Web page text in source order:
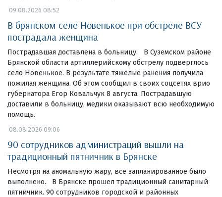
09.08.2026 08:52
В брянском селе Новенькое при обстреле ВСУ
пострадала женщина
Пострадавшая доставлена в больницу. В Суземском районе
Брянской области артиллерийскому обстрелу подверглось
село Новенькое. В результате тяжёлые ранения получила
пожилая женщина. Об этом сообщил в своих соцсетях врио
губернатора Егор Ковальчук 8 августа. Пострадавшую
доставили в больницу, медики оказывают всю необходимую
помощь.
08.08.2026 09:06
90 сотрудников администраций вышли на
традиционный пятничник в Брянске
Несмотря на аномальную жару, все запланированное было
выполнено. В Брянске прошел традиционный санитарный
пятничник. 90 сотрудников городской и районных